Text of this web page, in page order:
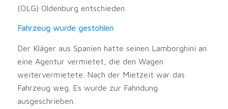
(OLG) Oldenburg entschieden.
Fahrzeug wurde gestohlen
Der Kläger aus Spanien hatte seinen Lamborghini an
eine Agentur vermietet, die den Wagen
weitervermietete. Nach der Mietzeit war das
Fahrzeug weg. Es wurde zur Fahndung
ausgeschrieben.